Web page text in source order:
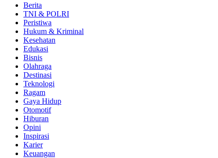
Berita
TNI & POLRI
Peristiwa
Hukum & Kriminal
Kesehatan
Edukasi
Bisnis
Olahraga
Destinasi
Teknologi
Ragam
Gaya Hidup
Otomotif
Hiburan
Opini
Inspirasi
Karier
Keuangan